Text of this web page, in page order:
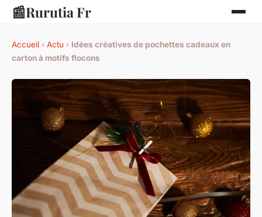
📰Rurutia Fr
Accueil › Actu › Idées créatives de pochettes cadeaux en
carton à motifs flocons